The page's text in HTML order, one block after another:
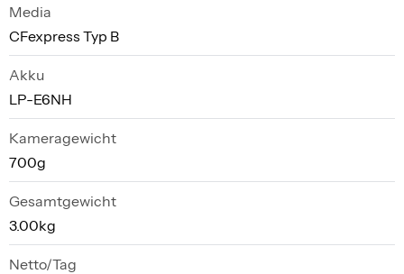
Media
CFexpress Typ B
Akku
LP-E6NH
Kameragewicht
700g
Gesamtgewicht
3.00kg
Netto/Tag